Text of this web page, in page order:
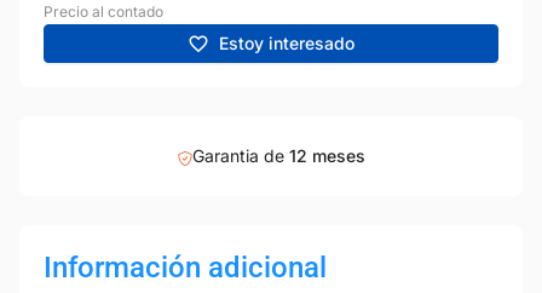
Precio al contado
Estoy interesado
Garantia de 12 meses
Información adicional